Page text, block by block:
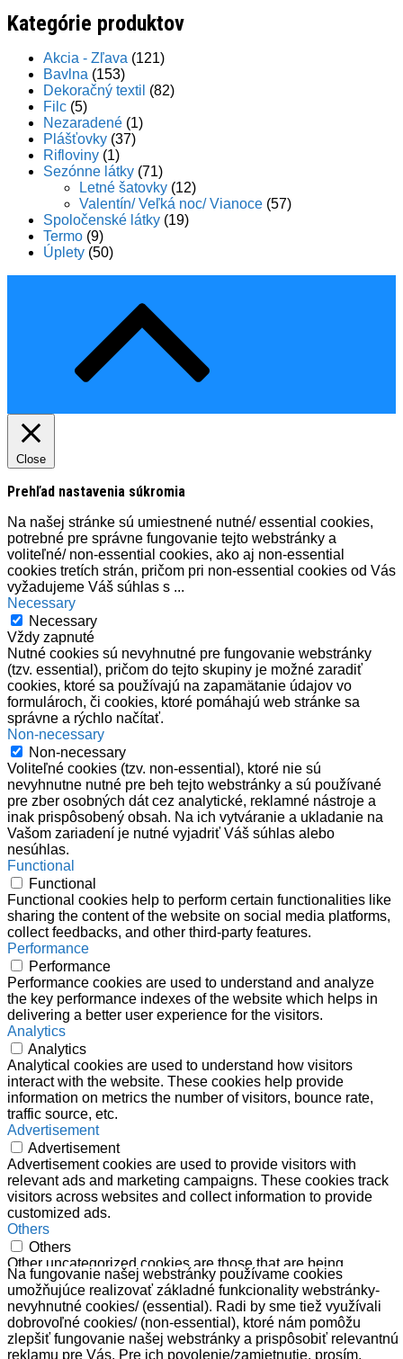
Kategórie produktov
Akcia - Zľava (121)
Bavlna (153)
Dekoračný textil (82)
Filc (5)
Nezaradené (1)
Plášťovky (37)
Rifloviny (1)
Sezónne látky (71)
Letné šatovky (12)
Valentín/ Veľká noc/ Vianoce (57)
Spoločenské látky (19)
Termo (9)
Úplety (50)
Na fungovanie našej webstránky používame cookies
umožňujúce realizovať základné funkcionality webstránky-
nevyhnutné cookies/ (essential). Radi by sme tiež využívali
dobrovoľné cookies/ (non-essential), ktoré nám pomôžu
zlepšiť fungovanie našej webstránky a prispôsobiť relevantnú
reklamu pre Vás. Pre ich povolenie/zamietnutie, prosím,
Close
Prehľad nastavenia súkromia
Na našej stránke sú umiestnené nutné/ essential cookies,
potrebné pre správne fungovanie tejto webstránky a
voliteľné/ non-essential cookies, ako aj non-essential
cookies tretích strán, pričom pri non-essential cookies od Vás
vyžadujeme Váš súhlas s ...
Necessary
Necessary
Vždy zapnuté
Nutné cookies sú nevyhnutné pre fungovanie webstránky
(tzv. essential), pričom do tejto skupiny je možné zaradiť
cookies, ktoré sa používajú na zapamätanie údajov vo
formulároch, či cookies, ktoré pomáhajú web stránke sa
správne a rýchlo načítať.
Non-necessary
Non-necessary
Voliteľné cookies (tzv. non-essential), ktoré nie sú
nevyhnutne nutné pre beh tejto webstránky a sú používané
pre zber osobných dát cez analytické, reklamné nástroje a
inak prispôsobený obsah. Na ich vytváranie a ukladanie na
Vašom zariadení je nutné vyjadriť Váš súhlas alebo
nesúhlas.
Functional
Functional
Functional cookies help to perform certain functionalities like
sharing the content of the website on social media platforms,
collect feedbacks, and other third-party features.
Performance
Performance
Performance cookies are used to understand and analyze
the key performance indexes of the website which helps in
delivering a better user experience for the visitors.
Analytics
Analytics
Analytical cookies are used to understand how visitors
interact with the website. These cookies help provide
information on metrics the number of visitors, bounce rate,
traffic source, etc.
Advertisement
Advertisement
Advertisement cookies are used to provide visitors with
relevant ads and marketing campaigns. These cookies track
visitors across websites and collect information to provide
customized ads.
Others
Others
Other uncategorized cookies are those that are being
analyzed and have not been classified into a category as yet.
ULOŽIŤ A PRIJAŤ
Powered by
0